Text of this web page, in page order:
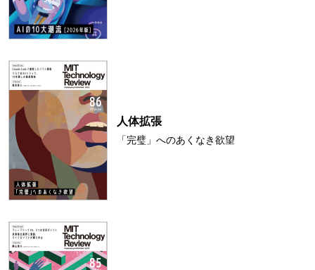
人体拡張
「完璧」へのあくなき欲望